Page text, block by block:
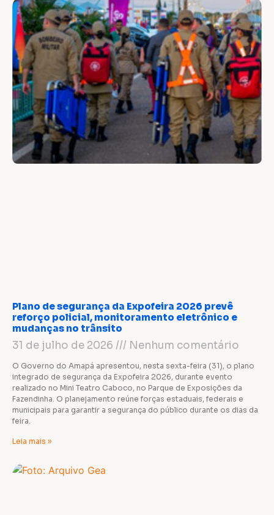
Plano de segurança da Expofeira 2026 prevê
reforço policial, monitoramento eletrônico e
mudanças no trânsito
31 de julho de 2026 Nenhum comentário
O Governo do Amapá apresentou, nesta sexta-feira (31), o plano
integrado de segurança da Expofeira 2026, durante evento
realizado no Mini Teatro Caboco, no Parque de Exposições da
Fazendinha. O planejamento reúne forças estaduais, federais e
municipais para garantir a segurança do público durante os dias da
feira.
Leia mais »